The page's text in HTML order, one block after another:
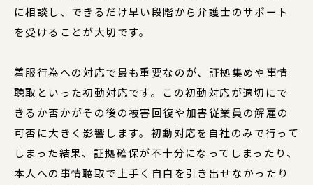
に相談し、できるだけ早い段階から弁護士のサポート
を受けることが大切です。
着服行為への対応で最も重要なのが、証拠集めや事情
聴取といった初動対応です。この初動対応が適切にで
きるか否かがその後の被害回復や加害従業員の解雇の
可否に大きく影響します。初動対応を自社のみで行って
しまった結果、証拠確保が不十分になってしまったり、
本人への事情聴取で上手く自白を引き出せなかったり